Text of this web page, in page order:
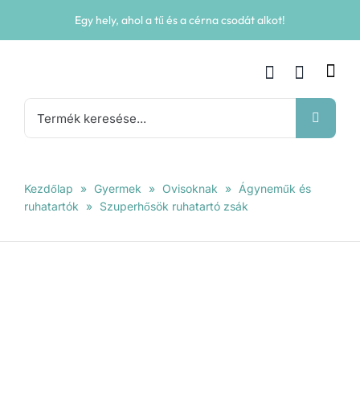
Egy hely, ahol a tű és a cérna csodát alkot!
Keresés...
Kezdőlap » Gyermek » Ovisoknak » Ágyneműk és
ruhatartók
» Szuperhősök ruhatartó zsák